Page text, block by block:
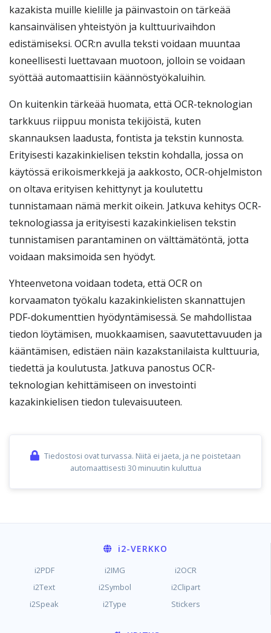
kazakista muille kielille ja päinvastoin on tärkeää
kansainvälisen yhteistyön ja kulttuurivaihdon
edistämiseksi. OCR:n avulla teksti voidaan muuntaa
koneellisesti luettavaan muotoon, jolloin se voidaan
syöttää automaattisiin käännöstyökaluihin.
On kuitenkin tärkeää huomata, että OCR-teknologian
tarkkuus riippuu monista tekijöistä, kuten
skannauksen laadusta, fontista ja tekstin kunnosta.
Erityisesti kazakinkielisen tekstin kohdalla, jossa on
käytössä erikoismerkkejä ja aakkosto, OCR-ohjelmiston
on oltava erityisen kehittynyt ja koulutettu
tunnistamaan nämä merkit oikein. Jatkuva kehitys OCR-
teknologiassa ja erityisesti kazakinkielisen tekstin
tunnistamisen parantaminen on välttämätöntä, jotta
voidaan maksimoida sen hyödyt.
Yhteenvetona voidaan todeta, että OCR on
korvaamaton työkalu kazakinkielisten skannattujen
PDF-dokumenttien hyödyntämisessä. Se mahdollistaa
tiedon löytämisen, muokkaamisen, saavutettavuuden ja
kääntämisen, edistäen näin kazakstanilaista kulttuuria,
tiedettä ja koulutusta. Jatkuva panostus OCR-
teknologian kehittämiseen on investointi
kazakinkielisen tiedon tulevaisuuteen.
Tiedostosi ovat turvassa. Niitä ei jaeta, ja ne poistetaan
automaattisesti 30 minuutin kuluttua
i2-VERKKO
i2PDF i2IMG
i2OCR
i2Text
i2Symbol
i2Clipart
i2Speak
i2Type Stickers